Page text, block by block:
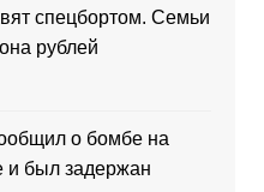
спецбортом. Семьи
рублей
о бомбе на
и был задержан